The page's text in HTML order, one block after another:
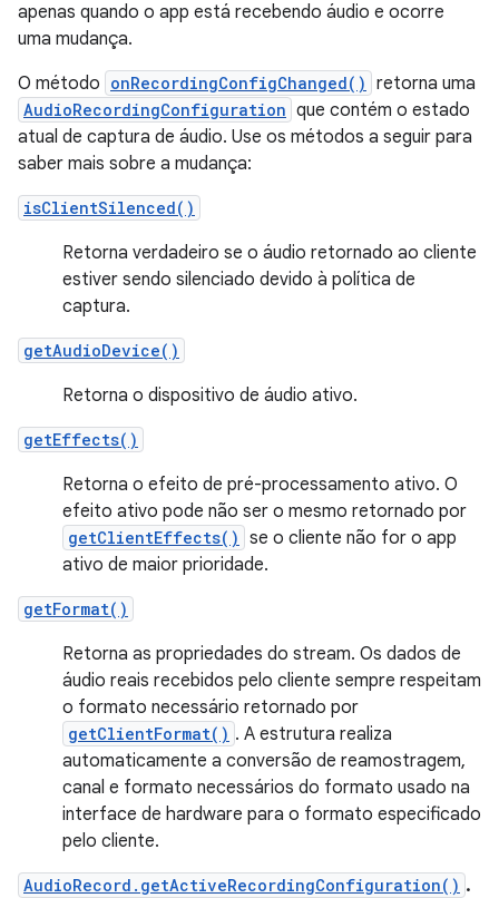
apenas quando o app está recebendo áudio e ocorre
uma mudança.
O método onRecordingConfigChanged() retorna uma
AudioRecordingConfiguration que contém o estado
atual de captura de áudio. Use os métodos a seguir para
saber mais sobre a mudança:
isClientSilenced()
Retorna verdadeiro se o áudio retornado ao cliente
estiver sendo silenciado devido à política de
captura.
getAudioDevice()
Retorna o dispositivo de áudio ativo.
getEffects()
Retorna o efeito de pré-processamento ativo. O
efeito ativo pode não ser o mesmo retornado por
getClientEffects() se o cliente não for o app
ativo de maior prioridade.
getFormat()
Retorna as propriedades do stream. Os dados de
áudio reais recebidos pelo cliente sempre respeitam
o formato necessário retornado por
getClientFormat() . A estrutura realiza
automaticamente a conversão de reamostragem,
canal e formato necessários do formato usado na
interface de hardware para o formato especificado
pelo cliente.
AudioRecord.getActiveRecordingConfiguration() .